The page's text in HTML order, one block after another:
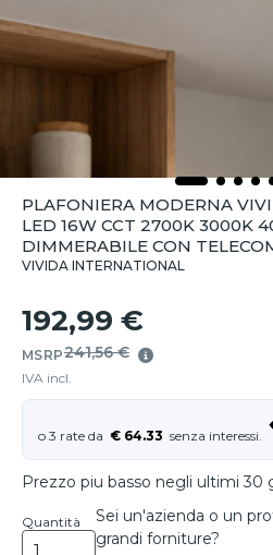
PLAFONIERA MODERNA
LED 16W CCT 2700K 3000K
DIMMERABILE CON
VIVIDA INTERNATIONAL
192,99 €
MSRP241,56 €
IVA incl.
€ 64.33
Prezzo piu basso negli ultimi 30
Quantità
Sei un'azienda o un
grandi forniture?